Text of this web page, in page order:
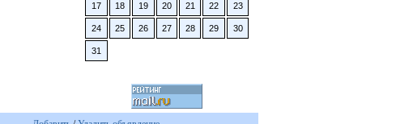
17 18 19 20 21 22 23
24 25 26 27 28 29 30
31